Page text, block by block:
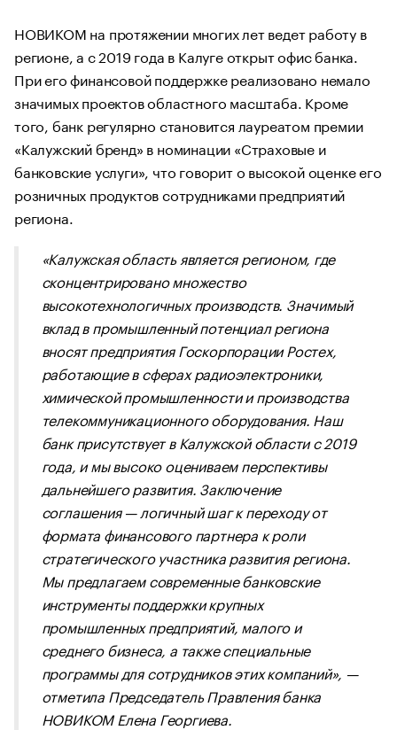
НОВИКОМ на протяжении многих лет ведет работу в
регионе, а с 2019 года в Калуге открыт офис банка.
При его финансовой поддержке реализовано немало
значимых проектов областного масштаба. Кроме
того, банк регулярно становится лауреатом премии
«Калужский бренд» в номинации «Страховые и
банковские услуги», что говорит о высокой оценке его
розничных продуктов сотрудниками предприятий
региона.
«Калужская область является регионом, где
сконцентрировано множество
высокотехнологичных производств. Значимый
вклад в промышленный потенциал региона
вносят предприятия Госкорпорации Ростех,
работающие в сферах радиоэлектроники,
химической промышленности и производства
телекоммуникационного оборудования. Наш
банк присутствует в Калужской области с 2019
года, и мы высоко оцениваем перспективы
дальнейшего развития. Заключение
соглашения — логичный шаг к переходу от
формата финансового партнера к роли
стратегического участника развития региона.
Мы предлагаем современные банковские
инструменты поддержки крупных
промышленных предприятий, малого и
среднего бизнеса, а также специальные
программы для сотрудников этих компаний», —
отметила Председатель Правления банка
НОВИКОМ Елена Георгиева.